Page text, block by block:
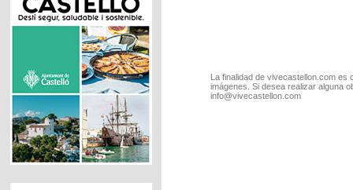
La finalidad de vivecastellon.com
imágenes. Si desea realizar alguna
info@vivecastellon.com